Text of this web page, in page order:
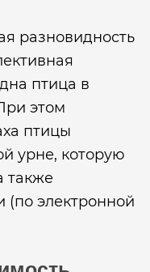
разновидность
птица в
этом
птицы
урне, которую
также
(по электронной